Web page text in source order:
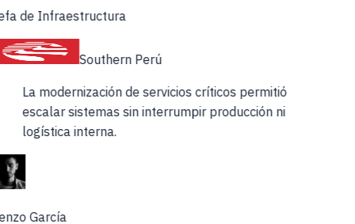
de Infraestructura
Southern Perú
La modernización de servicios críticos permitió
escalar sistemas sin interrumpir producción ni
logística interna.
García